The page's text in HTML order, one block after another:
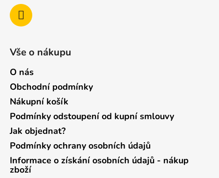
Vše o nákupu
O nás
Obchodní podmínky
Nákupní košík
Podmínky odstoupení od kupní smlouvy
Jak objednat?
Podmínky ochrany osobních údajů
Informace o získání osobních údajů - nákup
zboží